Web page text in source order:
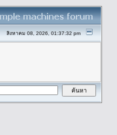
สิงหาคม 08, 2026, 01:37:32 pm